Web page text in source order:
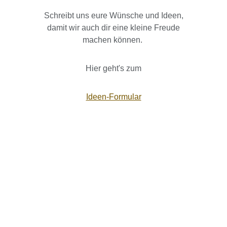
Schreibt uns eure Wünsche und Ideen,
damit wir auch dir eine kleine Freude
machen können.
Hier geht's zum
Ideen-Formular